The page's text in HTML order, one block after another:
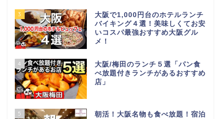
3
大阪で1,000円台のホテルランチ
バイキング４選！美味しくてお安
いコスパ最強おすすめ大阪グル
メ！
4
大阪/梅田のランチ５選「パン食
べ放題付きランチがあるおすすめ
店」
5
朝活！大阪名物も食べ放題！宿泊